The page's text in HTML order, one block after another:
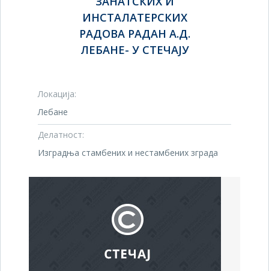
ИНСТАЛАТЕРСКИХ
РАДОВА РАДАН А.Д.
ЛЕБАНЕ- У СТЕЧАЈУ
Локација:
Лебане
Делатност:
Изградња стамбених и нестамбених зграда